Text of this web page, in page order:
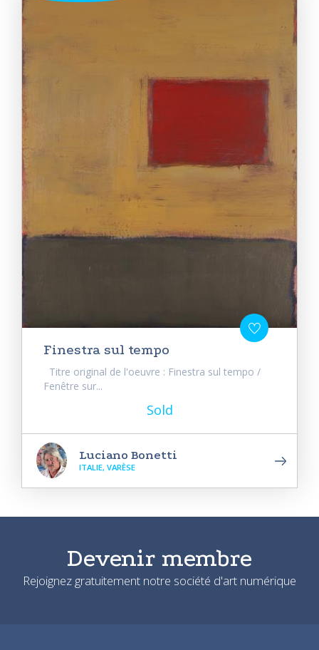
Finestra sul tempo
Titre original de l'oeuvre : Finestra sul tempo /
Fenêtre sur...
Sold
Luciano Bonetti
ITALIE, VARÈSE
Devenir membre
Rejoignez gratuitement notre société d'art numérique